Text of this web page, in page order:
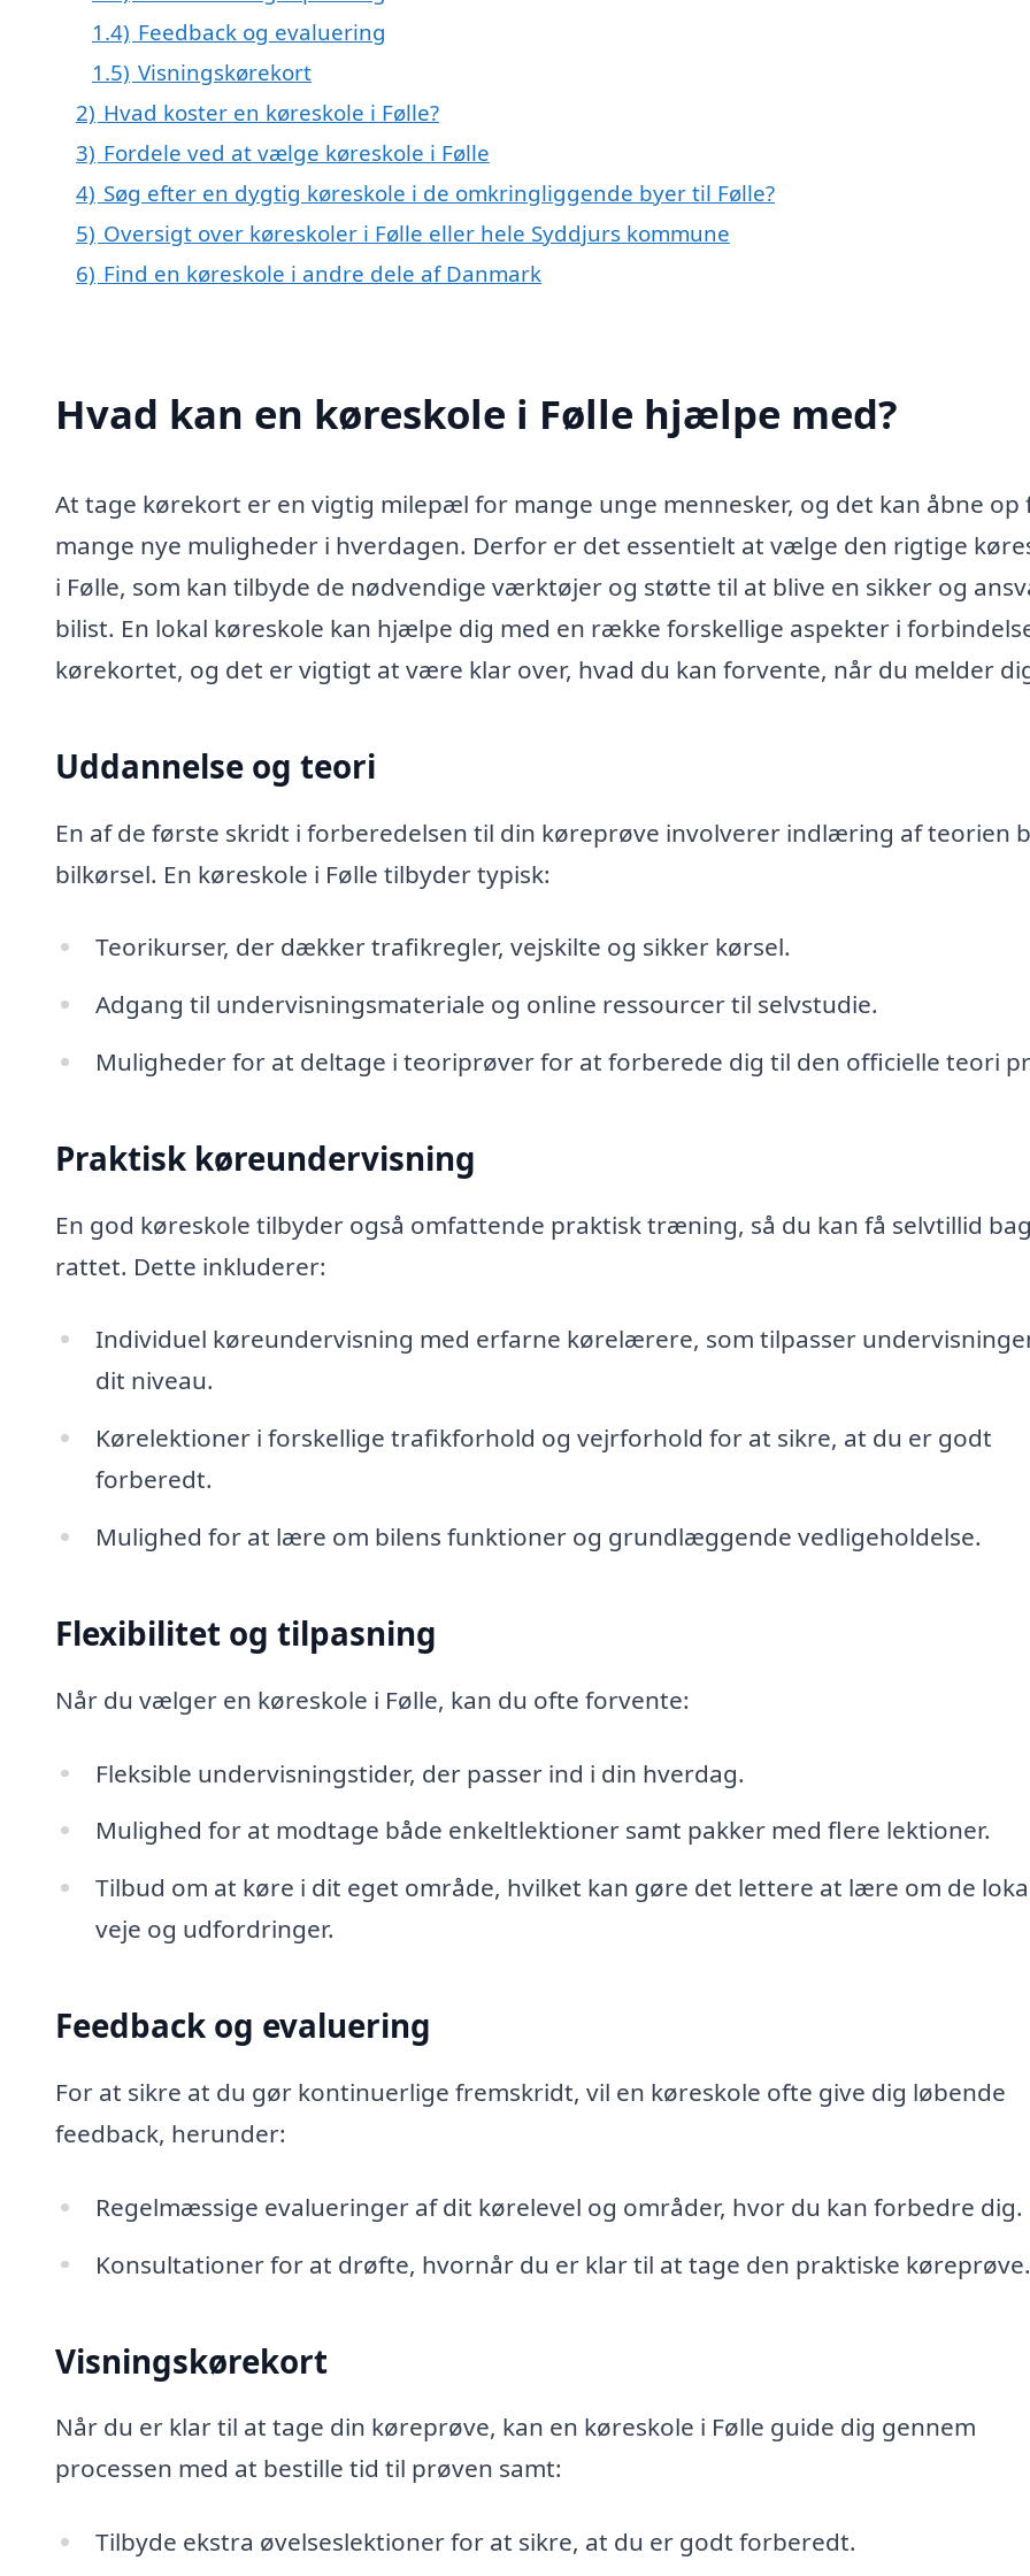
1.4) Feedback og evaluering
1.5) Visningskørekort
2) Hvad koster en køreskole i Følle?
3) Fordele ved at vælge køreskole i Følle
4) Søg efter en dygtig køreskole i de omkringliggende byer til Følle?
5) Oversigt over køreskoler i Følle eller hele Syddjurs kommune
6) Find en køreskole i andre dele af Danmark
Hvad kan en køreskole i Følle hjælpe med?
At tage kørekort er en vigtig milepæl for mange unge mennesker, og det kan åbne op
mange nye muligheder i hverdagen. Derfor er det essentielt at vælge den rigtige
i Følle, som kan tilbyde de nødvendige værktøjer og støtte til at blive en sikker og
bilist. En lokal køreskole kan hjælpe dig med en række forskellige aspekter i
kørekortet, og det er vigtigt at være klar over, hvad du kan forvente, når du melder
Uddannelse og teori
En af de første skridt i forberedelsen til din køreprøve involverer indlæring af teorien
bilkørsel. En køreskole i Følle tilbyder typisk:
Teorikurser, der dækker trafikregler, vejskilte og sikker kørsel.
Adgang til undervisningsmateriale og online ressourcer til selvstudie.
Muligheder for at deltage i teoriprøver for at forberede dig til den officielle teori
Praktisk køreundervisning
En god køreskole tilbyder også omfattende praktisk træning, så du kan få selvtillid
rattet. Dette inkluderer:
Individuel køreundervisning med erfarne kørelærere, som tilpasser
dit niveau.
Kørelektioner i forskellige trafikforhold og vejrforhold for at sikre, at du er godt
forberedt.
Mulighed for at lære om bilens funktioner og grundlæggende vedligeholdelse.
Flexibilitet og tilpasning
Når du vælger en køreskole i Følle, kan du ofte forvente:
Fleksible undervisningstider, der passer ind i din hverdag.
Mulighed for at modtage både enkeltlektioner samt pakker med flere lektioner.
Tilbud om at køre i dit eget område, hvilket kan gøre det lettere at lære om de
veje og udfordringer.
Feedback og evaluering
For at sikre at du gør kontinuerlige fremskridt, vil en køreskole ofte give dig løbende
feedback, herunder:
Regelmæssige evalueringer af dit kørelevel og områder, hvor du kan forbedre dig.
Konsultationer for at drøfte, hvornår du er klar til at tage den praktiske køreprøve.
Visningskørekort
Når du er klar til at tage din køreprøve, kan en køreskole i Følle guide dig gennem
processen med at bestille tid til prøven samt:
Tilbyde ekstra øvelseslektioner for at sikre, at du er godt forberedt.